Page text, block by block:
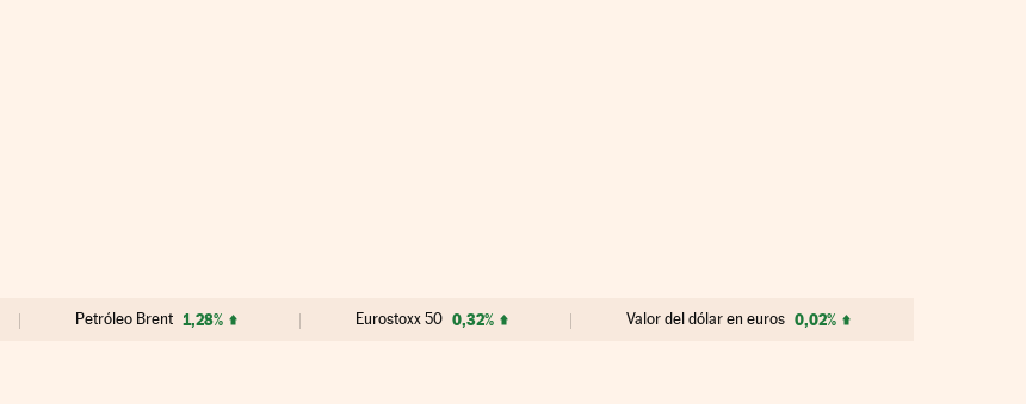
Petróleo Brent 1,28% Eurostoxx 50 0,32% Valor del dólar en euros 0,02%